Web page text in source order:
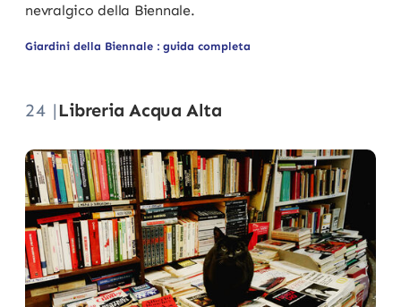
nevralgico della Biennale.
Giardini della Biennale : guida completa
24 |Libreria Acqua Alta